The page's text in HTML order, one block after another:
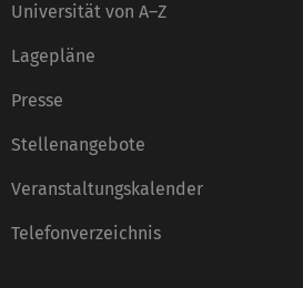
Universität von A–Z
Lagepläne
Presse
Stellenangebote
Veranstaltungskalender
Telefonverzeichnis